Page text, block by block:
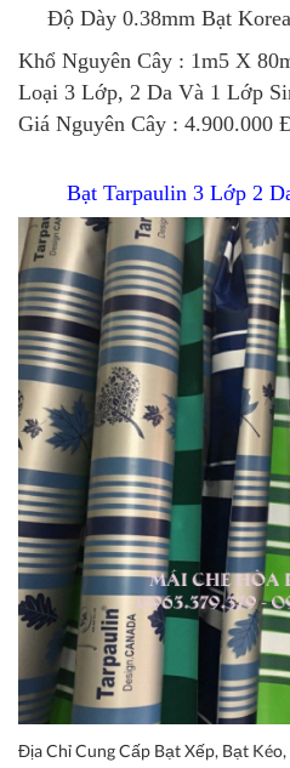
Độ Dày 0.38mm Bạt
Khổ Nguyên Cây : 1m5 X
Loại 3 Lớp, 2 Da Và 1 Lớp
Giá Nguyên Cây : 4.900.000
Bạt Tarpaulin 3 Lớp 2
Địa Chỉ Cung Cấp Bạt Xếp, Bạt